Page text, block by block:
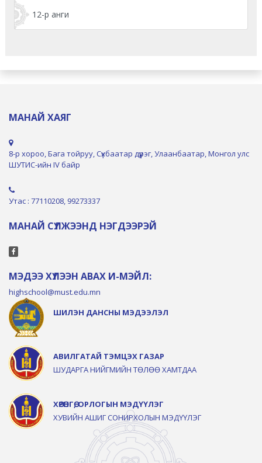
12-р анги
МАНАЙ ХАЯГ
8-р хороо, Бага тойруу, Сүхбаатар дүүрэг, Улаанбаатар, Монгол улс
ШУТИС-ийн IV байр
Утас : 77110208, 99273337
МАНАЙ СҮЛЖЭЭНД НЭГДЭЭРЭЙ
МЭДЭЭ ХҮЛЭЭН АВАХ И-МЭЙЛ:
highschool@must.edu.mn
ШИЛЭН ДАНСНЫ МЭДЭЭЛЭЛ
АВИЛГАТАЙ ТЭМЦЭХ ГАЗАР
ШУДАРГА НИЙГМИЙН ТӨЛӨӨ ХАМТДАА
ХӨРӨНГӨ, ОРЛОГЫН МЭДҮҮЛЭГ
ХУВИЙН АШИГ СОНИРХОЛЫН МЭДҮҮЛЭГ